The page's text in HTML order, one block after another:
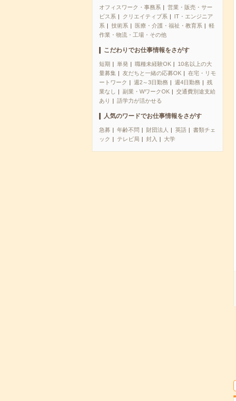
オフィスワーク・事務系
営業・販売・サー
ビス系
クリエイティブ系
IT・エンジニア
系
技術系 医療・介護・福祉・教育系
軽
作業・物流・工場・その他
こだわりでお仕事情報をさがす
短期 単発 職種未経験OK
10名以上の大
量募集
友だちと一緒の応募OK
在宅・リモ
ートワーク
週2～3日勤務 週4日勤務
残
業なし
副業・WワークOK
交通費別途支給
あり
語学力が活かせる
人気のワードでお仕事情報をさがす
急募 年齢不問 財団法人 英語
書類チェ
ック
テレビ局 封入 大学